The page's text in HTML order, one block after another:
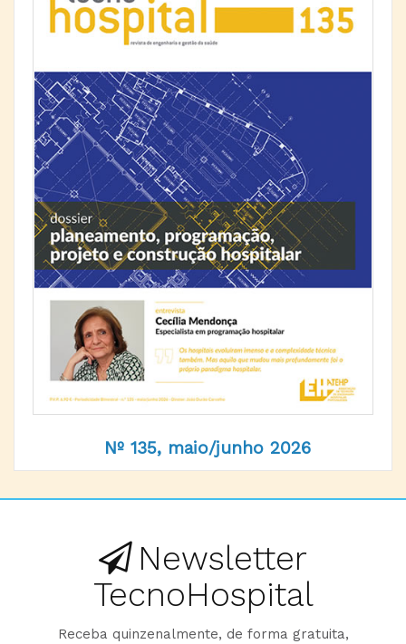
Nº 135, maio/junho 2026
Newsletter
TecnoHospital
Receba quinzenalmente, de forma gratuita,